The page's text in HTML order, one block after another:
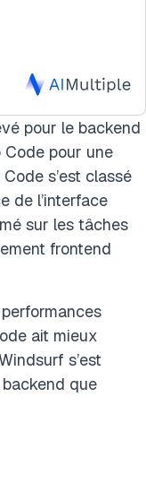
pour le backend
Code pour une
s’est classé
de l’interface
sur les tâches
frontend
ait mieux
s’est
que